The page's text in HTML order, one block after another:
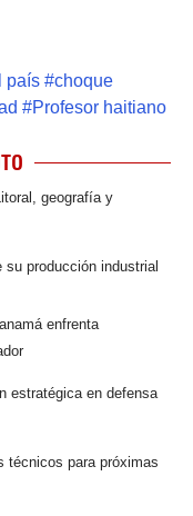
país #choque
#Profesor haitiano
geografía y
su producción industrial
enfrenta
estratégica en defensa
técnicos para próximas